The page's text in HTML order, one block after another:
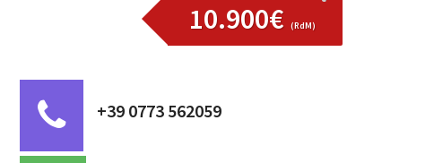
10.900€ (RdM)
+39 0773 562059